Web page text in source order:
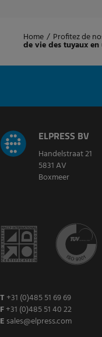
Home / Profitez de
de vie des tuyaux
ELPRESS BV
Handelstraat 21
5831 AV
Boxmeer
T +31 (0)485 51 69 69
F+31 (0)485 51 40 22
E sales@elpress.com